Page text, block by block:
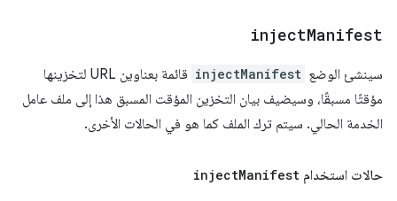
injectManifest
سينشئ الوضع injectManifest
قائمة بعناوين URL لتخزينها
مؤقتًا مسبقًا، وسيضيف بيان التخزين المؤقت المسبق هذا إلى ملف عامل
الخدمة الحالي. سيتم ترك الملف كما هو في الحالات الأخرى.
حالات استخدام injectManifest